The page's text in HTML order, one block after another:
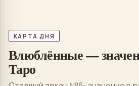
КАРТА ДНЯ
Влюблённые —
Таро